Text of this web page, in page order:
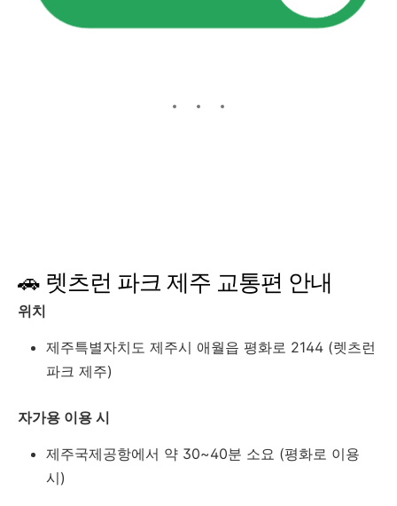
🚗 렛츠런 파크 제주 교통편 안내
위치
제주특별자치도 제주시 애월읍 평화로 2144 (렛츠런
파크 제주)
자가용 이용 시
제주국제공항에서 약 30~40분 소요 (평화로 이용
시)